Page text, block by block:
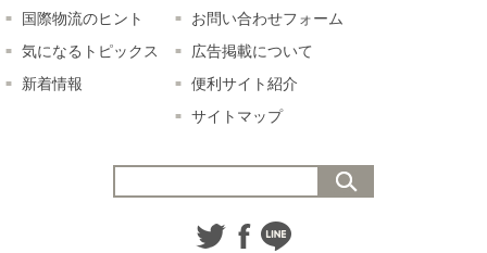
国際物流のヒント
気になるトピックス
新着情報
お問い合わせフォーム
広告掲載について
便利サイト紹介
サイトマップ